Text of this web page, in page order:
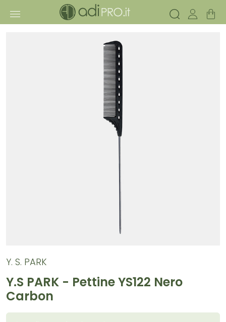
Y. S. PARK
Y.S PARK - Pettine YS122 Nero
Carbon